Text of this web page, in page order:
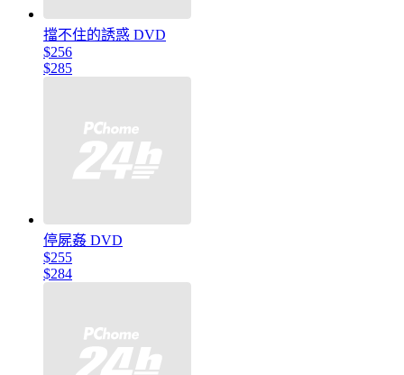
擋不住的誘惑 DVD
$256
$285
停屍姦 DVD
$255
$284